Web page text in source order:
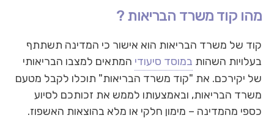
מהו קוד משרד הבריאות ?
קוד של משרד הבריאות הוא אישור כי המדינה תשתתף
בעלויות השהות במוסד סיעודי המתאים למצבו הבריאותי
של יקירכם. את "קוד משרד הבריאות" תוכלו לקבל מטעם
משרד הבריאות, ובאמצעותו לממש את זכותכם לסיוע
כספי מהמדינה – מימון חלקי או מלא בהוצאות האשפוז.